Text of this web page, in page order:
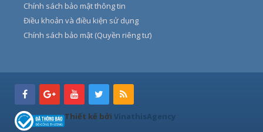
Chính sách bảo mật thông tin
Điều khoản và điều kiện sử dụng
Chính sách bảo mật (Quyền riêng tư)
Thiết kế bởi VinathisAgency